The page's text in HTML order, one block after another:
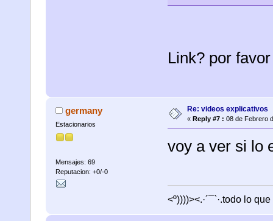
Link? por favor
germany
Estacionarios
Mensajes: 69
Reputacion: +0/-0
Re: videos explicativos
« Reply #7 : 08 de Febrero
voy a ver si lo
<º))))><.·´¯`·.todo lo